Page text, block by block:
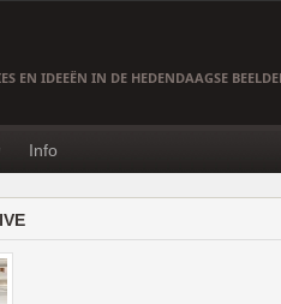
EN IDEEËN IN DE HEDENDAAGSE
Info